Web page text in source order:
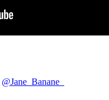
@Jane_Banane_